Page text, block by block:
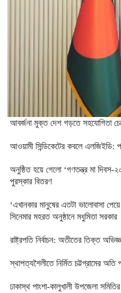
আবর্জনা মুক্ত দেশ গড়তে সহযোগিতা
‎আওয়ামী সিন্ডিকেটের কবলে এলজিইডি:
অনুষ্ঠিত হয়ে গেলো ‘গণতন্ত্র মা
পুরস্কার বিতরণ
‘এখানকার মানুষের এতটা ভালোবাসা
সিনেমার মহরত অনুষ্ঠানে মধুমিতা সরকার
রাষ্ট্রপতি নির্বাচন: অতীতের তিক্ত
স্থাপত্যশৈলীতে নির্মিত চট্টগ্রামের অতি
ঢাকাস্থ পাংশা-কালুখালী উপজেলা